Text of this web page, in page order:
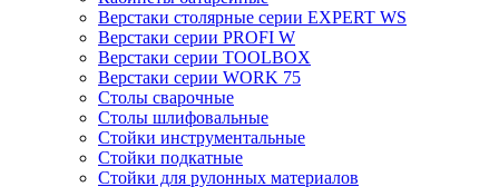
Верстаки столярные серии EXPERT WS
Верстаки серии PROFI W
Верстаки серии TOOLBOX
Верстаки серии WORK 75
Столы сварочные
Столы шлифовальные
Стойки инструментальные
Стойки подкатные
Стойки для рулонных материалов